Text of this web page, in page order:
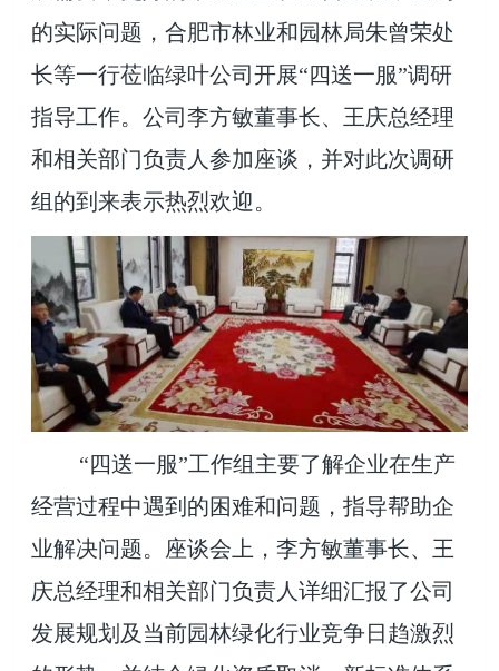
的实际问题，合肥市林业和园林局朱曾荣处
长等一行莅临绿叶公司开展“四送一服”调研
指导工作。公司李方敏董事长、王庆总经理
和相关部门负责人参加座谈，并对此次调研
组的到来表示热烈欢迎。
“四送一服”工作组主要了解企业在生产
经营过程中遇到的困难和问题，指导帮助企
业解决问题。座谈会上，李方敏董事长、王
庆总经理和相关部门负责人详细汇报了公司
发展规划及当前园林绿化行业竞争日趋激烈